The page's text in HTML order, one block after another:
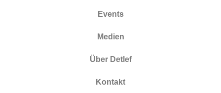
Events
Medien
Über Detlef
Kontakt